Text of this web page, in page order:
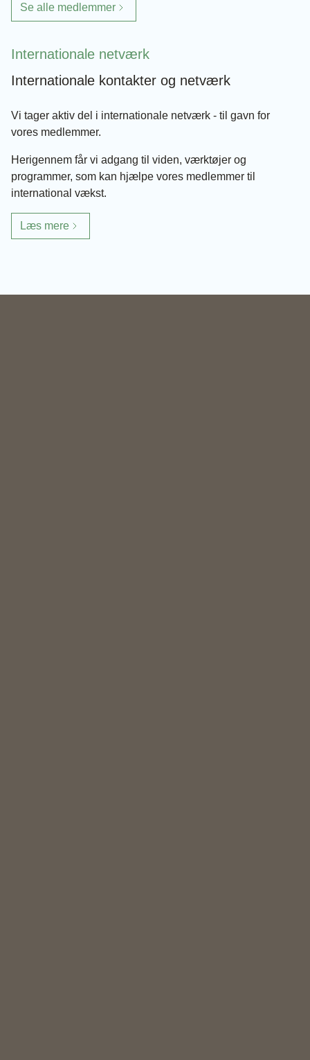
Se alle medlemmer
Internationale netværk
Internationale kontakter og netværk
Vi tager aktiv del i internationale netværk - til gavn for
vores medlemmer.
Herigennem får vi adgang til viden, værktøjer og
programmer, som kan hjælpe vores medlemmer til
international vækst.
Læs mere